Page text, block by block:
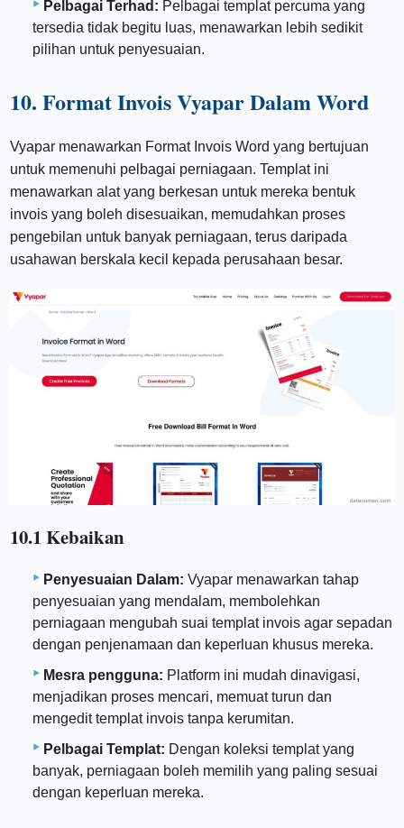
Pelbagai Terhad: Pelbagai templat percuma yang
tersedia tidak begitu luas, menawarkan lebih sedikit
pilihan untuk penyesuaian.
10. Format Invois Vyapar Dalam Word
Vyapar menawarkan Format Invois Word yang bertujuan
untuk memenuhi pelbagai perniagaan. Templat ini
menawarkan alat yang berkesan untuk mereka bentuk
invois yang boleh disesuaikan, memudahkan proses
pengebilan untuk banyak perniagaan, terus daripada
usahawan berskala kecil kepada perusahaan besar.
10.1 Kebaikan
Penyesuaian Dalam: Vyapar menawarkan tahap
penyesuaian yang mendalam, membolehkan
perniagaan mengubah suai templat invois agar sepadan
dengan penjenamaan dan keperluan khusus mereka.
Mesra pengguna: Platform ini mudah dinavigasi,
menjadikan proses mencari, memuat turun dan
mengedit templat invois tanpa kerumitan.
Pelbagai Templat: Dengan koleksi templat yang
banyak, perniagaan boleh memilih yang paling sesuai
dengan keperluan mereka.